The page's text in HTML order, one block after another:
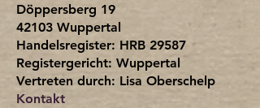
Döppersberg 19
42103 Wuppertal
Handelsregister: HRB 29587
Registergericht: Wuppertal
Vertreten durch: Lisa Oberschelp
Kontakt